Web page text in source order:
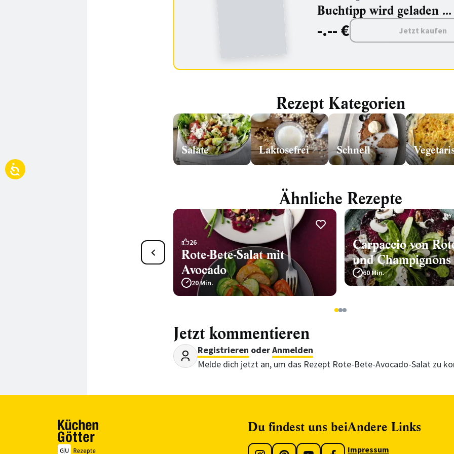
Buchtipp wird geladen ...
-.-- € Jetzt kaufen
Rezept Kategorien
Salate Laktosefrei Schnell
Ähnliche Rezepte
26
Rote-Bete-Salat mit
Avocado
20 Min.
Carpaccio von
und Champignons
60 Min.
123
Jetzt kommentieren
Registrieren oderAnmelden
Melde dich jetzt an, um das Rezept Rote-Bete-Avocado-Salat zu
Du findest uns beiAndere Links
Impressum